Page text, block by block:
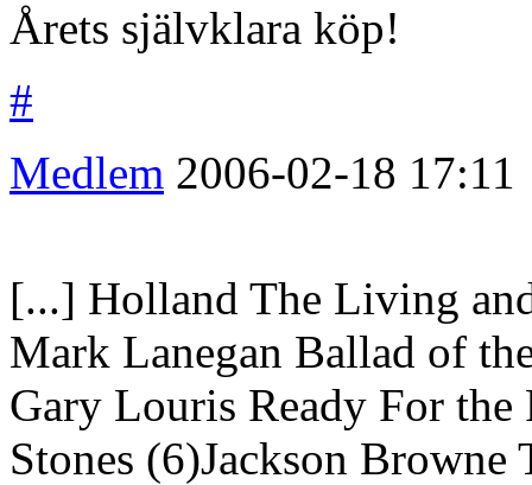
Årets självklara köp!
#
Medlem 2006-02-18 17:11
[...] Holland The Living
Mark Lanegan Ballad of
Gary Louris Ready For
Stones (6)Jackson Browne